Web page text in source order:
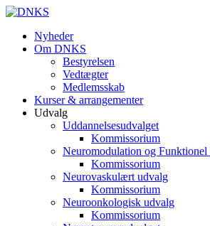
Nyheder
Om DNKS
Bestyrelsen
Vedtægter
Medlemsskab
Kurser & arrangementer
Udvalg
Uddannelsesudvalget
Kommissorium
Neuromodulation og
Kommissorium
Neurovaskulært udvalg
Kommissorium
Neuroonkologisk udvalg
Kommissorium